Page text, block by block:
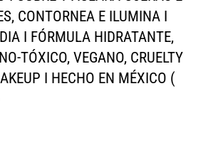
CONTORNEA E ILUMINA I
I FÓRMULA HIDRATANTE,
TÓXICO, VEGANO, CRUELTY
I HECHO EN MÉXICO (